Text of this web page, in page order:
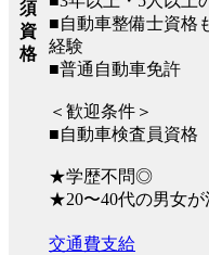
須
資
格
■自動車整備士資格
経験
■普通自動車免許
＜歓迎条件＞
■自動車検査員資格
★学歴不問◎
★20〜40代の男女が
交通費支給